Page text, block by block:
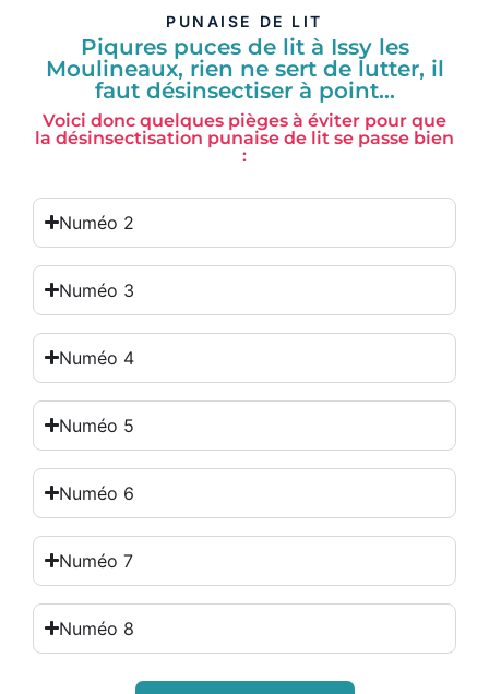
PUNAISE DE LIT
Piqures puces de lit à Issy les
Moulineaux, rien ne sert de lutter, il
faut désinsectiser à point…
Voici donc quelques pièges à éviter pour que
la désinsectisation punaise de lit se passe bien
:
Numéo 2
Numéo 3
Numéo 4
Numéo 5
Numéo 6
Numéo 7
Numéo 8